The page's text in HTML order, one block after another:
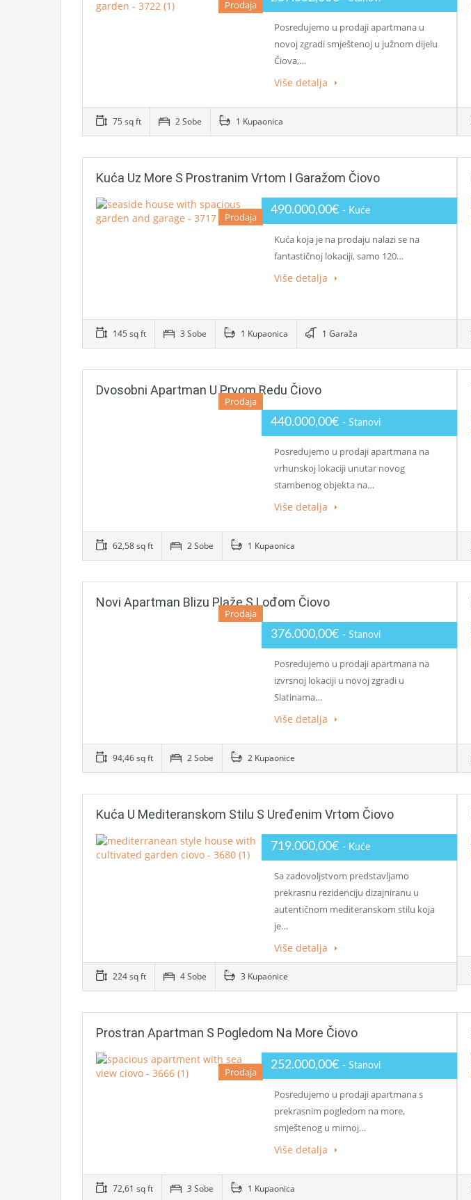
Prodaja
Posredujemo u prodaji apartmana u
novoj zgradi smještenoj u južnom dijelu
Čiova,…
Više detalja
75 sq ft 2 Sobe 1 Kupaonica
Kuća Uz More S Prostranim Vrtom I Garažom Čiovo
Prodaja
490.000,00€ - Kuće
Kuća koja je na prodaju nalazi se na
fantastičnoj lokaciji, samo 120…
Više detalja
145 sq ft 3 Sobe 1 Kupaonica 1 Garaža
Dvosobni Apartman U Prvom Redu Čiovo
Prodaja
440.000,00€ - Stanovi
Posredujemo u prodaji apartmana na
vrhunskoj lokaciji unutar novog
stambenog objekta na…
Više detalja
62,58 sq ft 2 Sobe 1 Kupaonica
Novi Apartman Blizu Plaže S Lođom Čiovo
Prodaja
376.000,00€ - Stanovi
Posredujemo u prodaji apartmana na
izvrsnoj lokaciji u novoj zgradi u
Slatinama…
Više detalja
94,46 sq ft 2 Sobe 2 Kupaonice
Kuća U Mediteranskom Stilu S Uređenim Vrtom Čiovo
719.000,00€ - Kuće
Sa zadovoljstvom predstavljamo
prekrasnu rezidenciju dizajniranu u
autentičnom mediteranskom stilu koja
je…
Više detalja
224 sq ft 4 Sobe 3 Kupaonice
Prostran Apartman S Pogledom Na More Čiovo
Prodaja
252.000,00€ - Stanovi
Posredujemo u prodaji apartmana s
prekrasnim pogledom na more,
smještenog u mirnoj…
Više detalja
72,61 sq ft 3 Sobe 1 Kupaonica